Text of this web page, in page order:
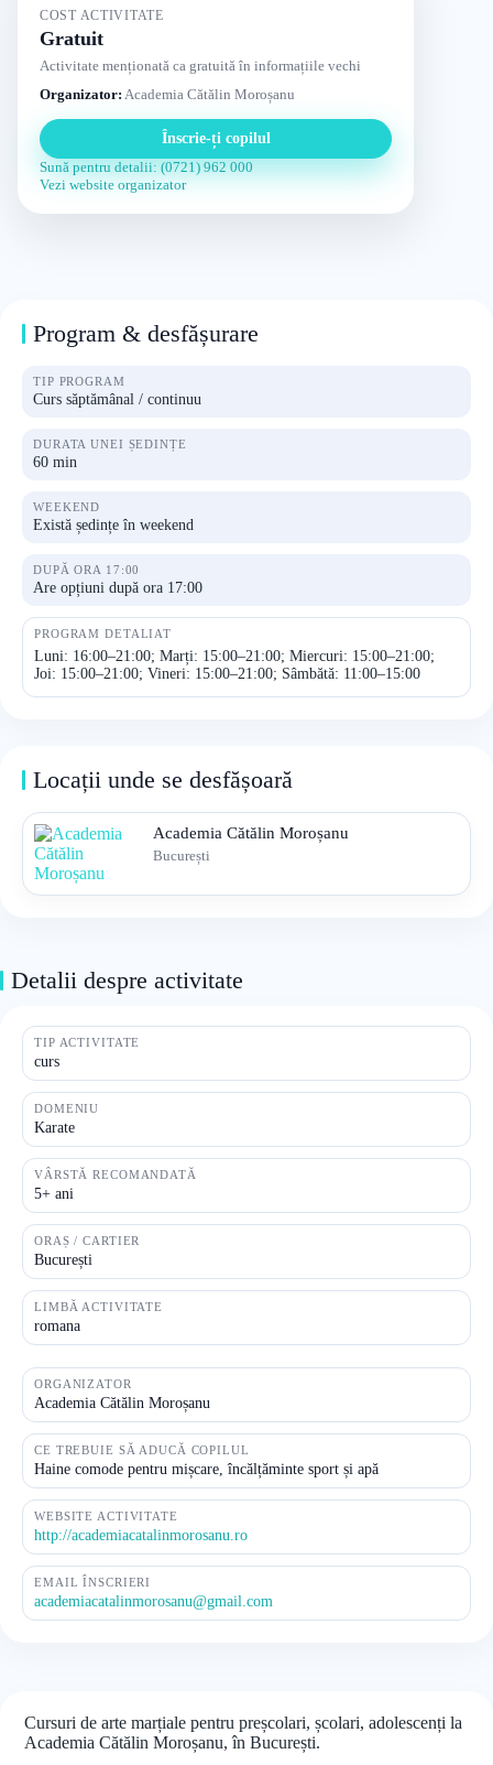
COST ACTIVITATE
Gratuit
Activitate menționată ca gratuită în informațiile vechi
Organizator: Academia Cătălin Moroșanu
Înscrie-ți copilul
Sună pentru detalii: (0721) 962 000
Vezi website organizator
Program & desfășurare
TIP PROGRAM
Curs săptămânal / continuu
DURATA UNEI ȘEDINȚE
60 min
WEEKEND
Există ședințe în weekend
DUPĂ ORA 17:00
Are opțiuni după ora 17:00
PROGRAM DETALIAT
Luni: 16:00–21:00; Marți: 15:00–21:00; Miercuri: 15:00–21:00;
Joi: 15:00–21:00; Vineri: 15:00–21:00; Sâmbătă: 11:00–15:00
Locații unde se desfășoară
Academia Cătălin Moroșanu
București
Detalii despre activitate
TIP ACTIVITATE
curs
DOMENIU
Karate
VÂRSTĂ RECOMANDATĂ
5+ ani
ORAȘ / CARTIER
București
LIMBĂ ACTIVITATE
romana
ORGANIZATOR
Academia Cătălin Moroșanu
CE TREBUIE SĂ ADUCĂ COPILUL
Haine comode pentru mișcare, încălțăminte sport și apă
WEBSITE ACTIVITATE
http://academiacatalinmorosanu.ro
EMAIL ÎNSCRIERI
academiacatalinmorosanu@gmail.com
Cursuri de arte marțiale pentru preșcolari, școlari, adolescenți la
Academia Cătălin Moroșanu, în București.